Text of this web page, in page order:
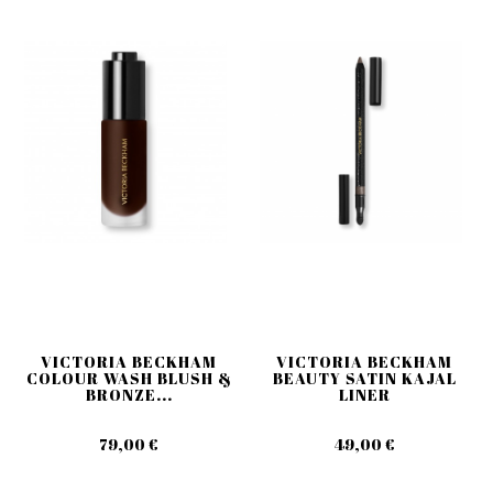
VICTORIA BECKHAM
COLOUR WASH BLUSH &
BRONZE...
79,00 €
VICTORIA BECKHAM
BEAUTY SATIN KAJAL
LINER
49,00 €